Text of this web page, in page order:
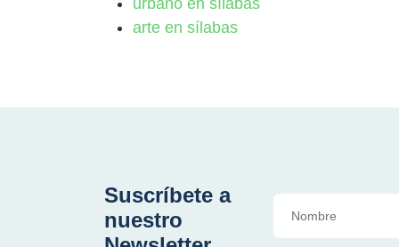
urbano en sílabas
arte en sílabas
Suscríbete a
nuestro